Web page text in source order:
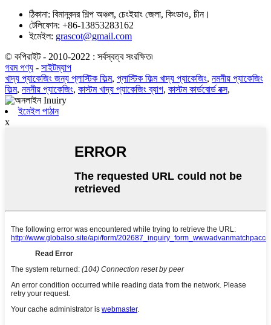
ঠিকানা: বিমানবন্দর শিল্প অঞ্চল, চেংইয়াং জেলা, কিংডাও, চীন।
টেলিফোন: +86-13853283162
ইমেইল: grascot@gmail.com
© কপিরাইট - 2010-2022 : সর্বস্বত্ব সংরক্ষিত৷
গরম পণ্য - সাইটম্যাপ
খাদ্য প্যাকেজিং জন্য প্লাস্টিক ফিল্ম, প্লাস্টিক ফিল্ম খাদ্য প্যাকেজিং, নমনীয় প্যাকেজিং
ফিল্ম, নমনীয় প্যাকেজিং, কাস্টম খাদ্য প্যাকেজিং ব্যাগ, কাস্টম কার্ডবোর্ড বক্স,
ইমেইল পাঠান
x